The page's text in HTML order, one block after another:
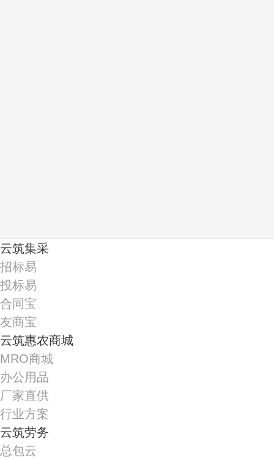
云筑集采
招标易
投标易
合同宝
友商宝
云筑惠农商城
MRO商城
办公用品
厂家直供
行业方案
云筑劳务
总包云